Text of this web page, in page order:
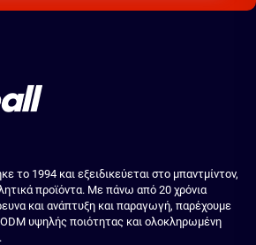
το 1994 και εξειδικεύεται στο μπαντμίντον,
προϊόντα. Με πάνω από 20 χρόνια
και ανάπτυξη και παραγωγή, παρέχουμε
υψηλής ποιότητας και ολοκληρωμένη